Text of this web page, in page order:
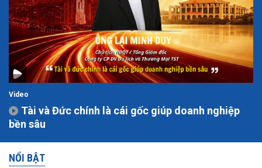
Video
Tài và Đức chính là cái gốc giúp doanh nghiệp
bền sâu
NỔI BẬT